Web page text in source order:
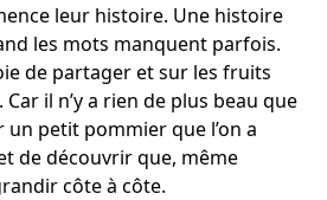
leur histoire. Une histoire
les mots manquent parfois.
de partager et sur les fruits
il n’y a rien de plus beau que
petit pommier que l’on a
de découvrir que, même
côte à côte.